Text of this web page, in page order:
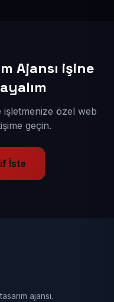
Ajansı işine
işletmenize özel web
geçin.
İste
ajansı.